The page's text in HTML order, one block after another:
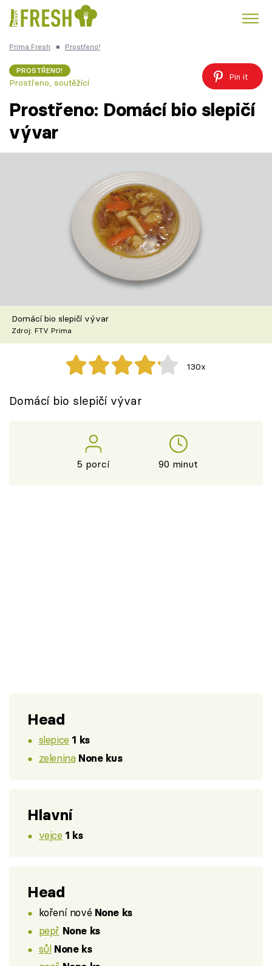
Česká kuchyně
TV Program
Recepty z TV
Speciál: Cuketa
Těhotnej kuchař
Sledujte prima+
Prima Fresh ■ Prostřeno!
PROSTŘENO!
Prostřeno, soutěžící
Pin it
Prostřeno: Domácí bio slepičí
vývar
Domácí bio slepičí vývar
Zdroj: FTV Prima
130x
Domácí bio slepičí vývar
5 porcí 90 minut
Head
slepice 1 ks
zelenina None kus
Hlavní
vejce 1 ks
Head
koření nové None ks
pepř None ks
sůl None ks